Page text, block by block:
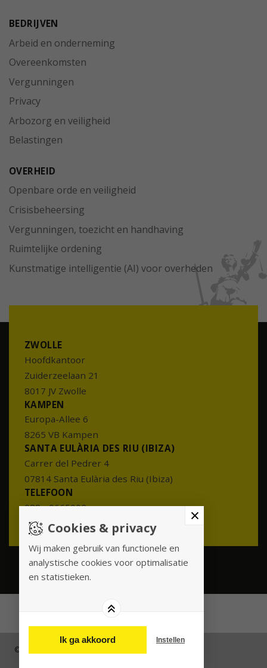
BEDRIJVEN
Arbeid en onderneming
Overeenkomsten
Vergunningen
Privacy
Arbozorg en veiligheid
Belastingen
OVERHEID
Openbare orde en veiligheid
Crisisbeheersing
Vergunningen, toezicht en handhaving
Ruimtelijke ordening
Kunstmatige intelligentie (AI) voor overheden
ZWOLLE
Hoofdkantoor
Zuiderzeelaan 21
8017 JV Zwolle
KAMPEN
Europa-Allee 6
8265 VB Kampen
SANTA EULÀRIA DES RIU (IBIZA)
Carrer del Pedrer 4
07814 Santa Eulària des Riu (Ibiza)
TELEFOON
088 - 0665002
info@meesterenmeester.nl
© 2026
Cookies & privacy
Wij maken gebruik van functionele en
analystische cookies voor optimalisatie
en statistieken.
Ik ga akkoord Instellen